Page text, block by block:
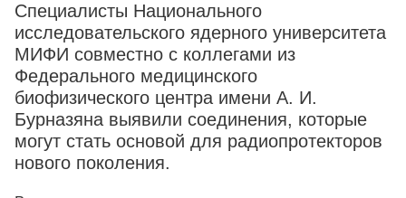
Специалисты Национального
исследовательского ядерного университета
МИФИ совместно с коллегами из
Федерального медицинского
биофизического центра имени А. И.
Бурназяна выявили соединения, которые
могут стать основой для радиопротекторов
нового поколения.